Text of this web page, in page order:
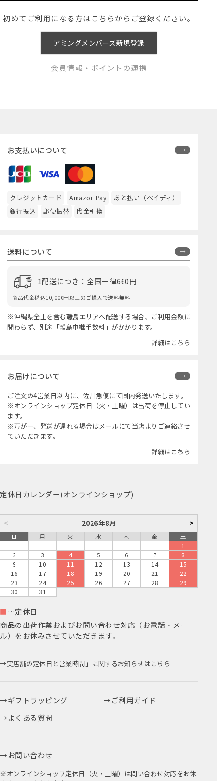
初めてご利用になる方はこちらからご登録ください。
アミングメンバーズ新規登録
会員情報・ポイントの連携
お支払いについて
クレジットカード Amazon Pay
あと払い（ペイディ）
銀行振込
郵便振替 代金引換
送料について
1配送につき：全国一律660円
商品代金税込10,000円以上のご購入で送料無料
※沖縄県全土を含む離島エリアへ配送する場合、ご利用金額に
関わらず、別途「離島中継手数料」がかかります。
詳細はこちら
お届けについて
ご注文の4営業日以内に、佐川急便にて国内発送いたします。
※オンラインショップ定休日（火・土曜）は出荷を停止してい
ます。
※万が一、発送が遅れる場合はメールにて当店よりご連絡させ
ていただきます。
詳細はこちら
定休日カレンダー(オンラインショップ)
< 2026年8月 >
日 月 火 水 木 金
土
1
2
3 4 5 6 7
8
9
10 11 12 13 14
15
16
17 18 19 20 21
22
23
24 25 26 27 28
29
30
31
■ …定休日
商品の出荷作業およびお問い合わせ対応（お電話・メー
ル）をお休みさせていただきます。
実店舗の定休日と営業時間」に関するお知らせはこちら
ギフトラッピング
ご利用ガイド
よくある質問
お問い合わせ
※オンラインショップ定休日（火・土曜）は問い合わせ対応をお休